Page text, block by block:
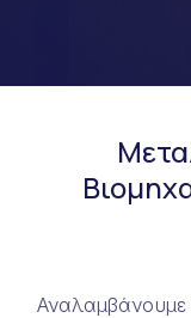
Αναλαμβάνουμε